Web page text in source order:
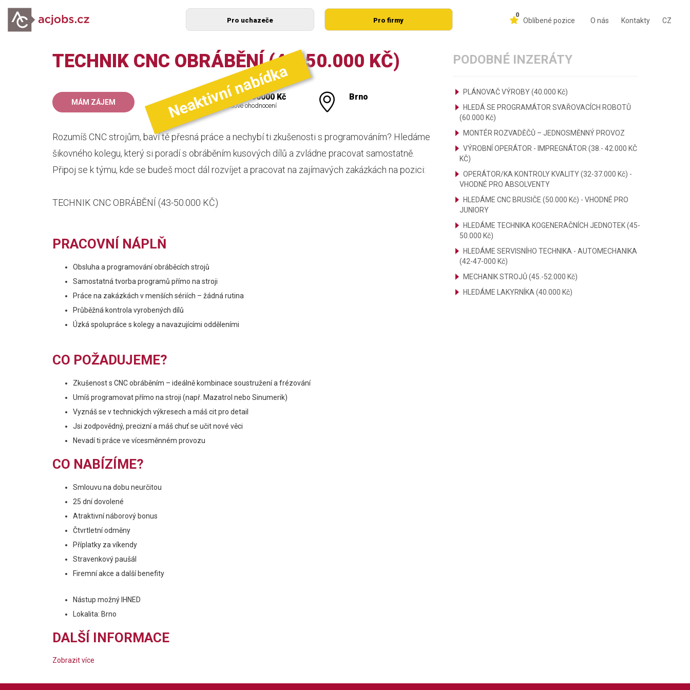
Pro uchazeče Pro firmy
0
Oblíbené pozice O nás Kontakty CZ
TECHNIK CNC OBRÁBĚNÍ (43-50.000 KČ)
Neaktivní nabídka
MÁM ZÁJEM
43000 - 50000 Kč
mzdové ohodnocení
Brno
Rozumíš CNC strojům, baví tě přesná práce a nechybí ti zkušenosti s programováním? Hledáme
šikovného kolegu, který si poradí s obráběním kusových dílů a zvládne pracovat samostatně.
Připoj se k týmu, kde se budeš moct dál rozvíjet a pracovat na zajímavých zakázkách na pozici:
TECHNIK CNC OBRÁBĚNÍ (43-50.000 KČ)
PRACOVNÍ NÁPLŇ
Obsluha a programování obráběcích strojů
Samostatná tvorba programů přímo na stroji
Práce na zakázkách v menších sériích – žádná rutina
Průběžná kontrola vyrobených dílů
Úzká spolupráce s kolegy a navazujícími odděleními
CO POŽADUJEME?
Zkušenost s CNC obráběním – ideálně kombinace soustružení a frézování
Umíš programovat přímo na stroji (např. Mazatrol nebo Sinumerik)
Vyznáš se v technických výkresech a máš cit pro detail
Jsi zodpovědný, precizní a máš chuť se učit nové věci
Nevadí ti práce ve vícesměnném provozu
CO NABÍZÍME?
Smlouvu na dobu neurčitou
25 dní dovolené
Atraktivní náborový bonus
Čtvrtletní odměny
Příplatky za víkendy
Stravenkový paušál
Firemní akce a další benefity
Nástup možný IHNED
Lokalita: Brno
DALŠÍ INFORMACE
Zobrazit více
PODOBNÉ INZERÁTY
PLÁNOVAČ VÝROBY (40.000 Kč)
HLEDÁ SE PROGRAMÁTOR SVAŘOVACÍCH ROBOTŮ
(60.000 Kč)
MONTÉR ROZVADĚČŮ – JEDNOSMĚNNÝ PROVOZ
VÝROBNÍ OPERÁTOR - IMPREGNÁTOR (38.- 42.000 KČ
KČ)
OPERÁTOR/KA KONTROLY KVALITY (32-37.000 Kč) -
VHODNÉ PRO ABSOLVENTY
HLEDÁME CNC BRUSIČE (50.000 Kč) - VHODNÉ PRO
JUNIORY
HLEDÁME TECHNIKA KOGENERAČNÍCH JEDNOTEK (45-
50.000 Kč)
HLEDÁME SERVISNÍHO TECHNIKA - AUTOMECHANIKA
(42-47-000 Kč)
MECHANIK STROJŮ (45.-52.000 Kč)
HLEDÁME LAKYRNÍKA (40.000 Kč)